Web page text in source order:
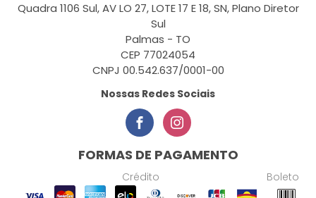
Quadra 1106 Sul, AV LO 27, LOTE 17 E 18, SN, Plano Diretor
Sul
Palmas - TO
CEP 77024054
CNPJ 00.542.637/0001-00
Nossas Redes Sociais
FORMAS DE PAGAMENTO
Crédito Boleto